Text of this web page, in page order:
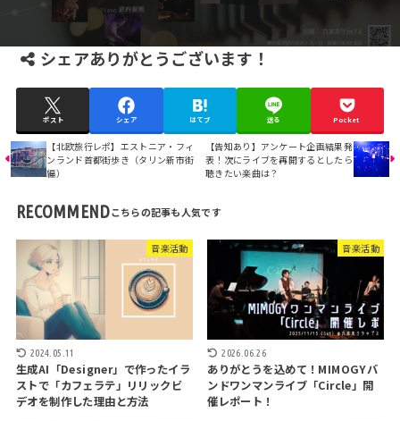
シェアありがとうございます！
ポスト シェア はてブ 送る Pocket
【北欧旅行レポ】エストニア・フィ
ンランド首都街歩き（タリン新市街
編）
【告知あり】アンケート企画結果発
表！次にライブを再開するとしたら
聴きたい楽曲は？
RECOMMEND
音楽活動
2024.05.11
生成AI「Designer」で作ったイラ
ストで「カフェラテ」リリックビ
デオを制作した理由と方法
音楽活動
2026.06.26
ありがとうを込めて！MIMOGYバ
ンドワンマンライブ「Circle」開
催レポート！